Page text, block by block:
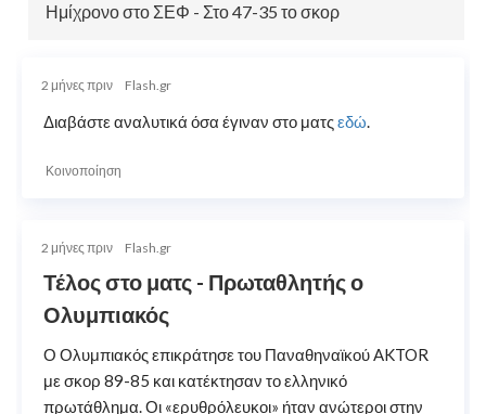
Ημίχρονο στο ΣΕΦ - Στο 47-35 το σκορ
2 μήνες πριν Flash.gr
Διαβάστε αναλυτικά όσα έγιναν στο ματςεδώ.
Κοινοποίηση
2 μήνες πριν Flash.gr
Τέλος στο ματς - Πρωταθλητής ο
Ολυμπιακός
Ο Ολυμπιακός επικράτησε του Παναθηναϊκού AKTOR
με σκορ 89-85 και κατέκτησαν το ελληνικό
πρωτάθλημα. Οι «ερυθρόλευκοι» ήταν ανώτεροι στην